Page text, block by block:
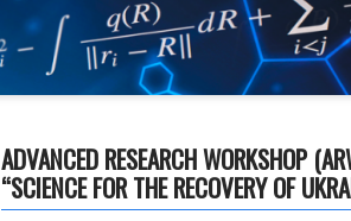
ADVANCED RESEARCH WORKSHOP
“SCIENCE FOR THE RECOVERY OF